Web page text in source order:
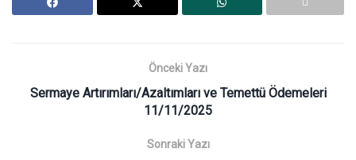
Önceki Yazı
Sermaye Artırımları/Azaltımları ve Temettü Ödemeleri
11/11/2025
Sonraki Yazı